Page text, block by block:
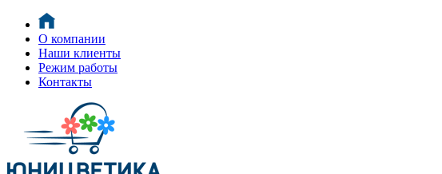
О компании
Наши клиенты
Режим работы
Контакты